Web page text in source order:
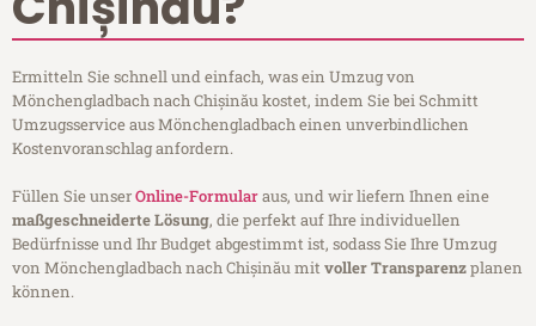
Ermitteln Sie schnell und einfach, was ein Umzug von
Mönchengladbach nach Chișinău kostet, indem Sie bei Schmitt
Umzugsservice aus Mönchengladbach einen unverbindlichen
Kostenvoranschlag anfordern.
Füllen Sie unserOnline-Formularaus, und wir liefern Ihnen eine
maßgeschneiderte Lösung, die perfekt auf Ihre individuellen
Bedürfnisse und Ihr Budget abgestimmt ist, sodass Sie Ihre Umzug
von Mönchengladbach nach Chișinău mitvoller Transparenzplanen
können.